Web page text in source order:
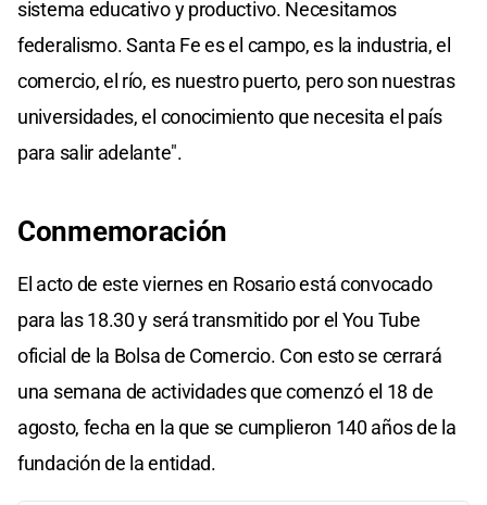
sistema educativo y productivo. Necesitamos
federalismo. Santa Fe es el campo, es la industria, el
comercio, el río, es nuestro puerto, pero son nuestras
universidades, el conocimiento que necesita el país
para salir adelante".
Conmemoración
El acto de este viernes en Rosario está convocado
para las 18.30 y será transmitido por el You Tube
oficial de la Bolsa de Comercio. Con esto se cerrará
una semana de actividades que comenzó el 18 de
agosto, fecha en la que se cumplieron 140 años de la
fundación de la entidad.